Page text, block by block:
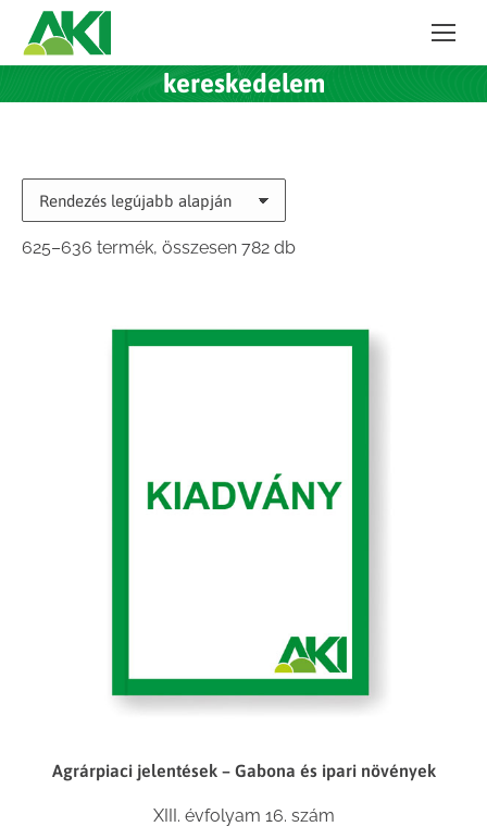
kereskedelem
625–636 termék, összesen 782 dbSorted
Agrárpiaci jelentések – Gabona és ipari növények
XIII. évfolyam 16. szám